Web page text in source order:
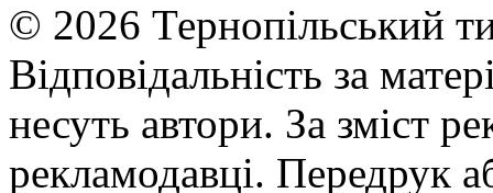
© 2026 Тернопільський
Відповідальність за
несуть автори. За зміст
рекламодавці. Передрук